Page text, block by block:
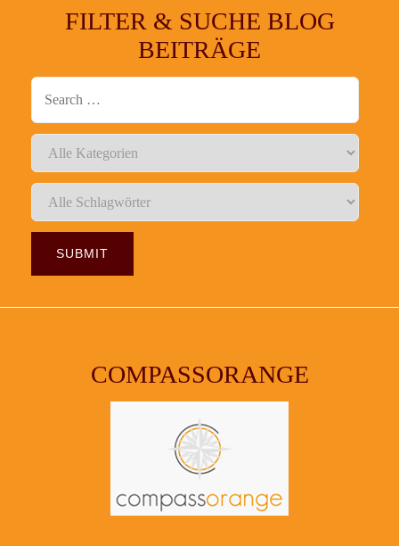
FILTER & SUCHE BLOG
BEITRÄGE
COMPASSORANGE